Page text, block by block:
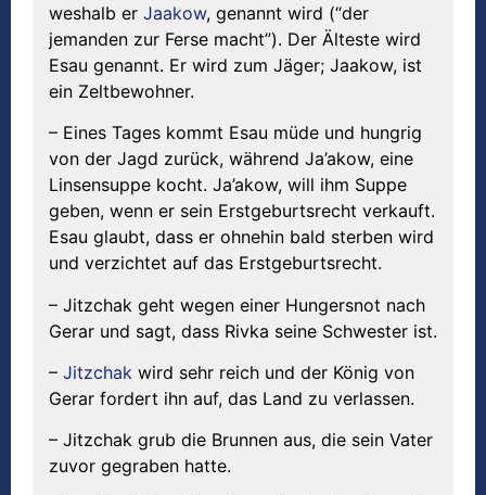
weshalb er Jaakow, genannt wird (“der
jemanden zur Ferse macht”). Der Älteste wird
Esau genannt. Er wird zum Jäger; Jaakow, ist
ein Zeltbewohner.
– Eines Tages kommt Esau müde und hungrig
von der Jagd zurück, während Ja’akow, eine
Linsensuppe kocht. Ja’akow, will ihm Suppe
geben, wenn er sein Erstgeburtsrecht verkauft.
Esau glaubt, dass er ohnehin bald sterben wird
und verzichtet auf das Erstgeburtsrecht.
– Jitzchak geht wegen einer Hungersnot nach
Gerar und sagt, dass Rivka seine Schwester ist.
– Jitzchak wird sehr reich und der König von
Gerar fordert ihn auf, das Land zu verlassen.
– Jitzchak grub die Brunnen aus, die sein Vater
zuvor gegraben hatte.